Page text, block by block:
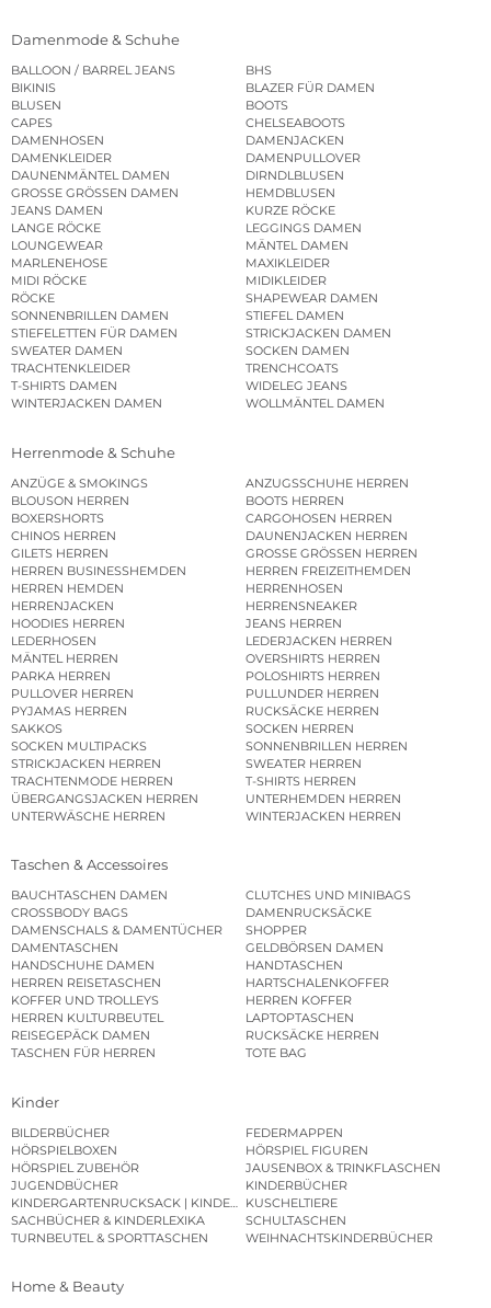
Damenmode & Schuhe
BALLOON / BARREL JEANS
BHS
BIKINIS
BLAZER FÜR DAMEN
BLUSEN
BOOTS
CAPES
CHELSEABOOTS
DAMENHOSEN
DAMENJACKEN
DAMENKLEIDER
DAMENPULLOVER
DAUNENMÄNTEL DAMEN
DIRNDLBLUSEN
GROSSE GRÖSSEN DAMEN
HEMDBLUSEN
JEANS DAMEN
KURZE RÖCKE
LANGE RÖCKE
LEGGINGS DAMEN
LOUNGEWEAR
MÄNTEL DAMEN
MARLENEHOSE
MAXIKLEIDER
MIDI RÖCKE
MIDIKLEIDER
RÖCKE
SHAPEWEAR DAMEN
SONNENBRILLEN DAMEN
STIEFEL DAMEN
STIEFELETTEN FÜR DAMEN
STRICKJACKEN DAMEN
SWEATER DAMEN
SOCKEN DAMEN
TRACHTENKLEIDER
TRENCHCOATS
T-SHIRTS DAMEN
WIDELEG JEANS
WINTERJACKEN DAMEN
WOLLMÄNTEL DAMEN
Herrenmode & Schuhe
ANZÜGE & SMOKINGS
ANZUGSSCHUHE HERREN
BLOUSON HERREN
BOOTS HERREN
BOXERSHORTS
CARGOHOSEN HERREN
CHINOS HERREN
DAUNENJACKEN HERREN
GILETS HERREN
GROSSE GRÖSSEN HERREN
HERREN BUSINESSHEMDEN
HERREN FREIZEITHEMDEN
HERREN HEMDEN
HERRENHOSEN
HERRENJACKEN
HERRENSNEAKER
HOODIES HERREN
JEANS HERREN
LEDERHOSEN
LEDERJACKEN HERREN
MÄNTEL HERREN
OVERSHIRTS HERREN
PARKA HERREN
POLOSHIRTS HERREN
PULLOVER HERREN
PULLUNDER HERREN
PYJAMAS HERREN
RUCKSÄCKE HERREN
SAKKOS
SOCKEN HERREN
SOCKEN MULTIPACKS
SONNENBRILLEN HERREN
STRICKJACKEN HERREN
SWEATER HERREN
TRACHTENMODE HERREN
T-SHIRTS HERREN
ÜBERGANGSJACKEN HERREN
UNTERHEMDEN HERREN
UNTERWÄSCHE HERREN
WINTERJACKEN HERREN
Taschen & Accessoires
BAUCHTASCHEN DAMEN
CLUTCHES UND MINIBAGS
CROSSBODY BAGS
DAMENRUCKSÄCKE
DAMENSCHALS & DAMENTÜCHER
SHOPPER
DAMENTASCHEN
GELDBÖRSEN DAMEN
HANDSCHUHE DAMEN
HANDTASCHEN
HERREN REISETASCHEN
HARTSCHALENKOFFER
KOFFER UND TROLLEYS
HERREN KOFFER
HERREN KULTURBEUTEL
LAPTOPTASCHEN
REISEGEPÄCK DAMEN
RUCKSÄCKE HERREN
TASCHEN FÜR HERREN
TOTE BAG
Kinder
BILDERBÜCHER
FEDERMAPPEN
HÖRSPIELBOXEN
HÖRSPIEL FIGUREN
HÖRSPIEL ZUBEHÖR
JAUSENBOX & TRINKFLASCHEN
JUGENDBÜCHER
KINDERBÜCHER
KINDERGARTENRUCKSACK | KINDERGARTENBEUTEL
KUSCHELTIERE
SACHBÜCHER & KINDERLEXIKA
SCHULTASCHEN
TURNBEUTEL & SPORTTASCHEN
WEIHNACHTSKINDERBÜCHER
Home & Beauty